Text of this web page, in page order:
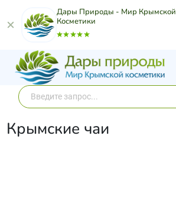
Дары Природы - Мир Крымской
Косметики
Крымские чаи